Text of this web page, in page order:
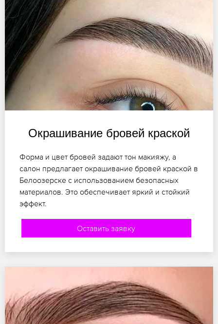
Окрашивание бровей краской
Форма и цвет бровей задают тон макияжу, а
салон предлагает окрашивание бровей краской в
Белоозерске с использованием безопасных
материалов. Это обеспечивает яркий и стойкий
эффект.
Оставить заявку